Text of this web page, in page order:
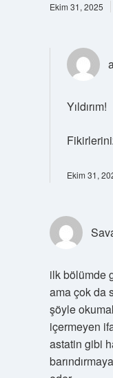
Ekim 31, 2025
Yıldırım!
Ekim 31,
ilk bölümde
ama çok da
şöyle
içermeyen
astatin gibi